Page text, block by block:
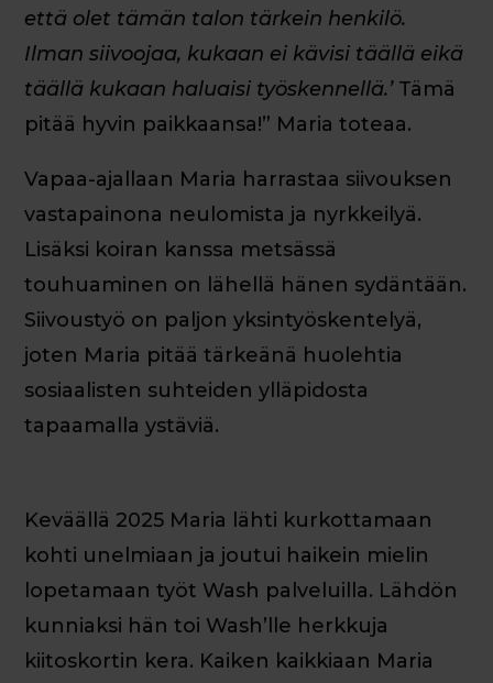
että olet tämän talon tärkein henkilö.
Ilman siivoojaa, kukaan ei kävisi täällä eikä
täällä kukaan haluaisi työskennellä.’ Tämä
pitää hyvin paikkaansa!” Maria toteaa.
Vapaa-ajallaan Maria harrastaa siivouksen
vastapainona neulomista ja nyrkkeilyä.
Lisäksi koiran kanssa metsässä
touhuaminen on lähellä hänen sydäntään.
Siivoustyö on paljon yksintyöskentelyä,
joten Maria pitää tärkeänä huolehtia
sosiaalisten suhteiden ylläpidosta
tapaamalla ystäviä.
Keväällä 2025 Maria lähti kurkottamaan
kohti unelmiaan ja joutui haikein mielin
lopetamaan työt Wash palveluilla. Lähdön
kunniaksi hän toi Wash’lle herkkuja
kiitoskortin kera. Kaiken kaikkiaan Maria